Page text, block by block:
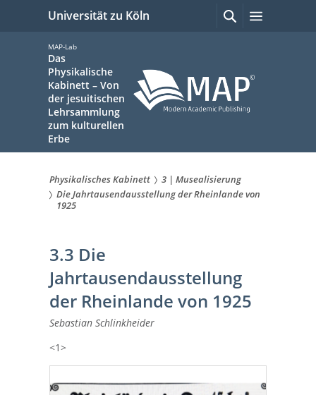
Universität zu Köln
Suchen
mit
MAP-Lab
Das
Physikalische
Kabinett – Von
der jesuitischen
Lehrsammlung
zum kulturellen
Erbe
Sie
hier:
Physikalisches Kabinett
3 | Musealisierung
Die Jahrtausendausstellung der Rheinlande von
1925
3.3 Die
Jahrtausendausstellung
der Rheinlande von 1925
Sebastian Schlinkheider
<1>